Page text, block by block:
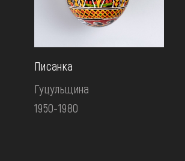
Писанка
Гуцульщина
1950-1980